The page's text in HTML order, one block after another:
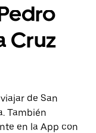
Cruz
de San
También
en la App con